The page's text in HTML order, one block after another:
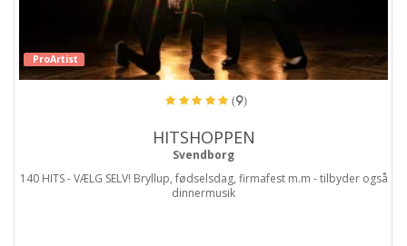
ProArtist
(9)
HITSHOPPEN
Svendborg
140 HITS - VÆLG SELV! Bryllup, fødselsdag, firmafest m.m - tilbyder også
dinnermusik